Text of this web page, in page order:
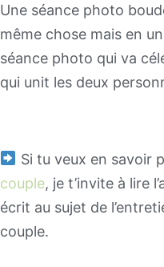
Une séance photo
même chose mais en
séance photo qui va
qui unit les deux
Si tu veux en savoir
couple, je t’invite à lire
écrit au sujet de
couple.